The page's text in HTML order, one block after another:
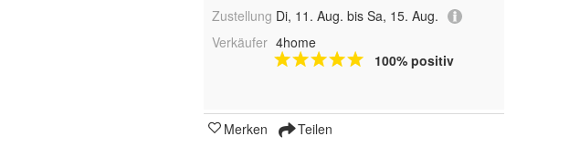
Zustellung Di, 11. Aug. bis Sa, 15. Aug.
Verkäufer 4home
100% positiv
Merken Teilen